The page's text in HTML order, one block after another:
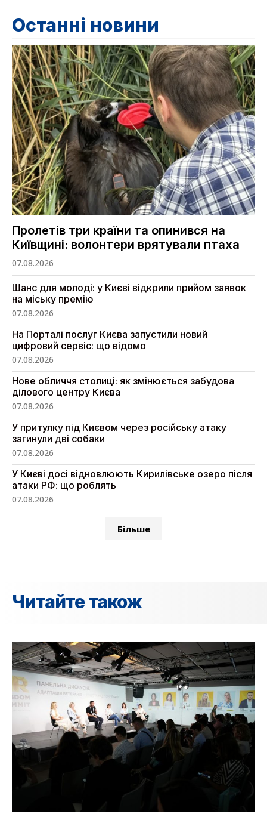
Останні новини
Пролетів три країни та опинився на
Київщині: волонтери врятували птаха
07.08.2026
Шанс для молоді: у Києві відкрили прийом заявок
на міську премію
07.08.2026
На Порталі послуг Києва запустили новий
цифровий сервіс: що відомо
07.08.2026
Нове обличчя столиці: як змінюється забудова
ділового центру Києва
07.08.2026
У притулку під Києвом через російську атаку
загинули дві собаки
07.08.2026
У Києві досі відновлюють Кирилівське озеро після
атаки РФ: що роблять
07.08.2026
Більше
Читайте також